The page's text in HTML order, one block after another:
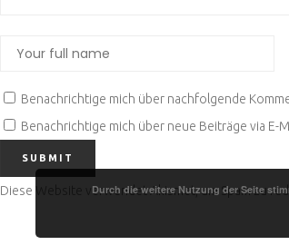
Benachrichtige mich über nachfolgende
Benachrichtige mich über neue Beiträge via E-
Diese Website verwendet Akismet, um Spam zu
Durch die weitere Nutzung der Seite